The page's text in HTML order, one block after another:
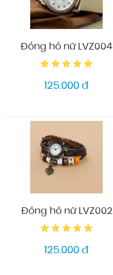
Đồng hồ nữ LVZ004
125.000 đ
Đồng hồ nữ LVZ002
125.000 đ